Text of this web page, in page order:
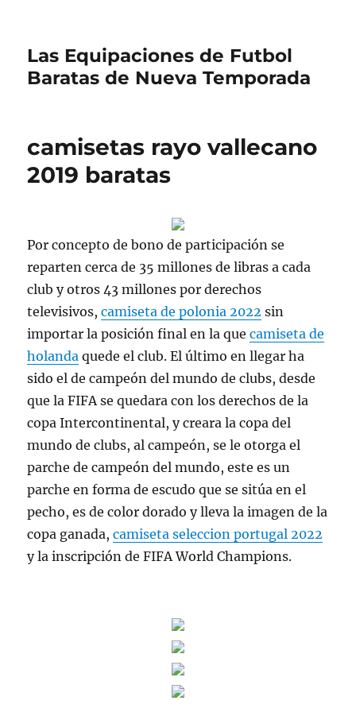
Las Equipaciones de Futbol
Baratas de Nueva Temporada
camisetas rayo vallecano
2019 baratas
Por concepto de bono de participación se
reparten cerca de 35 millones de libras a cada
club y otros 43 millones por derechos
televisivos,camiseta de polonia 2022 sin
importar la posición final en la quecamiseta de
holanda quede el club. El último en llegar ha
sido el de campeón del mundo de clubs, desde
que la FIFA se quedara con los derechos de la
copa Intercontinental, y creara la copa del
mundo de clubs, al campeón, se le otorga el
parche de campeón del mundo, este es un
parche en forma de escudo que se sitúa en el
pecho, es de color dorado y lleva la imagen de la
copa ganada,camiseta seleccion portugal 2022
y la inscripción de FIFA World Champions.